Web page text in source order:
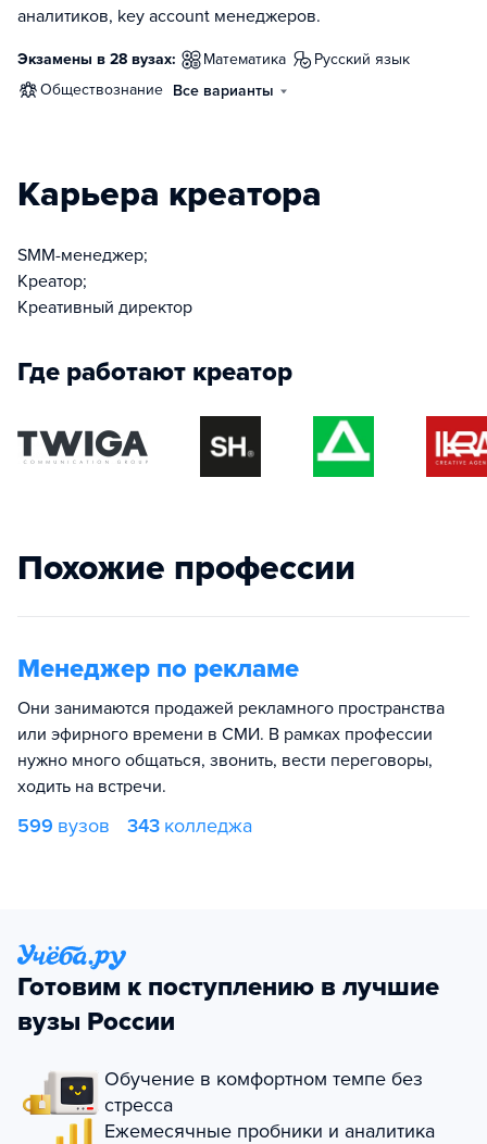
аналитиков, key account менеджеров.
Экзамены в 28 вузах: математика
русский язык
обществознание Все варианты
Карьера креатора
SMM-менеджер;
Креатор;
Креативный директор
Где работают креатор
Похожие профессии
Менеджер по рекламе
Они занимаются продажей рекламного пространства
или эфирного времени в СМИ. В рамках профессии
нужно много общаться, звонить, вести переговоры,
ходить на встречи.
599 вузов 343 колледжа
Готовим к поступлению в лучшие
вузы России
Обучение в комфортном темпе без
стресса
Ежемесячные пробники и аналитика